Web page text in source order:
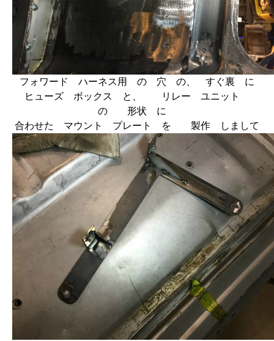
フォワード ハーネス用 の 穴 の、 すぐ裏 に
ヒューズ ボックス と、 リレー ユニット
の 形状 に
合わせた マウント プレート を 製作 しまして